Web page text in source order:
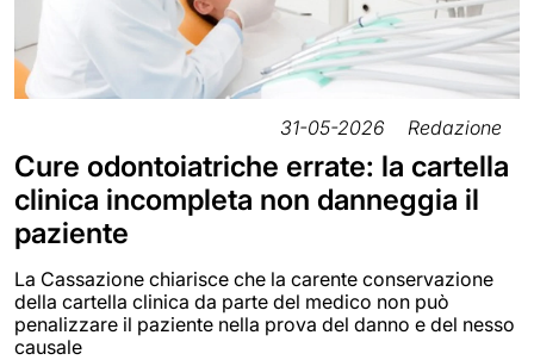
31-05-2026 Redazione
Cure odontoiatriche errate: la cartella
clinica incompleta non danneggia il
paziente
La Cassazione chiarisce che la carente conservazione
della cartella clinica da parte del medico non può
penalizzare il paziente nella prova del danno e del nesso
causale